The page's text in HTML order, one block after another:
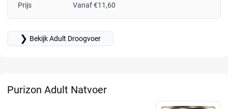
Prijs Vanaf €11,60
❯ Bekijk Adult Droogvoer
Purizon Adult Natvoer